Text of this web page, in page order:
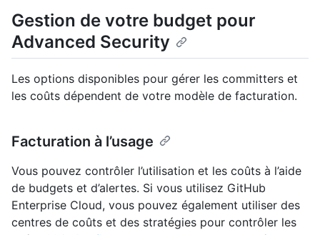
Gestion de votre budget pour
Advanced Security
Les options disponibles pour gérer les committers et
les coûts dépendent de votre modèle de facturation.
Facturation à l’usage
Vous pouvez contrôler l’utilisation et les coûts à l’aide
de budgets et d’alertes. Si vous utilisez GitHub
Enterprise Cloud, vous pouvez également utiliser des
centres de coûts et des stratégies pour contrôler les